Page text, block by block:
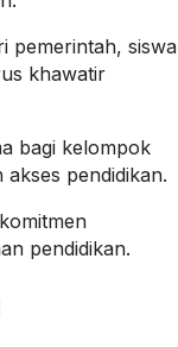
pemerintah, siswa
khawatir
bagi kelompok
pendidikan.
pendidikan.